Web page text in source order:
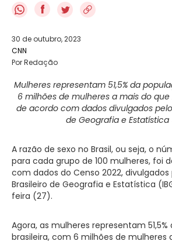
f
30 de outubro, 2023
CNN
Por Redação
Mulheres representam 51,5% da
6 milhões de mulheres a mais do
de acordo com dados divulgados
de Geografia e Estatística
A razão de sexo no Brasil, ou seja, o
para cada grupo de 100 mulheres, foi
com dados do Censo 2022,
Brasileiro de Geografia e Estatística
feira (27).
Agora, as mulheres representam
brasileira, com 6 milhões de mulheres